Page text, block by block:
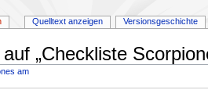
„Checkliste
am
Quelltext anzeigen Versionsgeschichte